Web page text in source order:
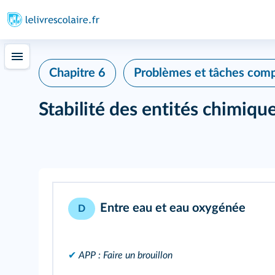
Chapitre 6 Problèmes et tâches
Stabilité des entités
D Entre eau et eau oxygénée
✔ APP : Faire un brouillon